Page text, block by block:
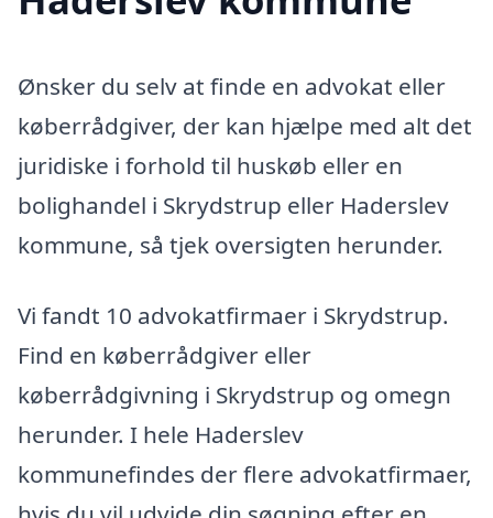
Ønsker du selv at finde en advokat eller
køberrådgiver, der kan hjælpe med alt det
juridiske i forhold til huskøb eller en
bolighandel i Skrydstrup eller Haderslev
kommune, så tjek oversigten herunder.
Vi fandt 10 advokatfirmaer i Skrydstrup.
Find en køberrådgiver eller
køberrådgivning i Skrydstrup og omegn
herunder. I hele Haderslev
kommunefindes der flere advokatfirmaer,